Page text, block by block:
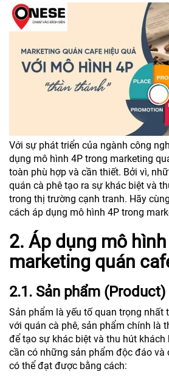
Với sự phát triển của ngành công
dụng mô hình 4P trong marketing
toàn phù hợp và cần thiết. Bởi vì,
quán cà phê tạo ra sự khác biệt và
trong thị trường cạnh tranh. Hãy
cách áp dụng mô hình 4P trong
2. Áp dụng mô
marketing quán
2.1. Sản phẩm (Product)
Sản phẩm là yếu tố quan trọng nhất
với quán cà phê, sản phẩm chính là
để tạo sự khác biệt và thu hút khách
cần có những sản phẩm độc đáo
có thể đạt được bằng cách: